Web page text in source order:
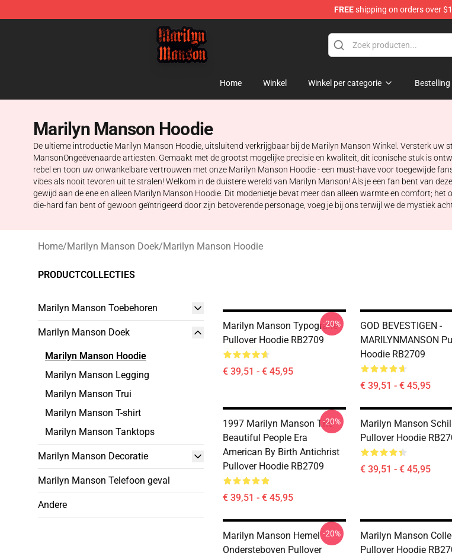
FREEshipping on orders over
Marilyn Manson Shop - Official Marilyn Manson Merchandise Store
Home Winkel Winkel per categorie Bestelling
Marilyn Manson Hoodie
De ultieme introductie Marilyn Manson Hoodie, uitsluitend verkrijgbaar bij de Marilyn Manson Winkel. Versterk uw
MansonOngeëvenaarde artiesten. Gemaakt met de grootst mogelijke precisie en kwaliteit, dit iconische stuk is
rebel en toon uw onwankelbare vertrouwen met onze Marilyn Manson Hoodie - een must-have voor toegewijde
vibes als nooit tevoren uit te stralen! Welkom in de duistere wereld van Marilyn Manson! Als je een fan bent van
gewijd aan de ene en alleen Marilyn Manson Hoodie. Dit modenietje bevat meer dan alleen warmte en comfort;
die-hard fan bent of gewoon geïntrigeerd door zijn betoverende personage, voeg je bij ons terwijl we de mystiek
Home/Marilyn Manson Doek/Marilyn Manson Hoodie
PRODUCTCOLLECTIES
Marilyn Manson Toebehoren
Marilyn Manson Doek
Marilyn Manson Hoodie
Marilyn Manson Legging
Marilyn Manson Trui
Marilyn Manson T-shirt
Marilyn Manson Tanktops
Marilyn Manson Decoratie
Marilyn Manson Telefoon geval
Andere
Marilyn Manson Typografie
Pullover Hoodie RB2709
€ 39,51 - € 45,95
-20%
GOD BEVESTIGEN -
MARILYNMANSON
Hoodie RB2709
€ 39,51 - € 45,95
1997 Marilyn Manson The
Beautiful People Era
American By Birth Antichrist
Pullover Hoodie RB2709
€ 39,51 - € 45,95
-20%
Marilyn Manson
Pullover Hoodie
€ 39,51 - € 45,95
Marilyn Manson Hemel
Ondersteboven Pullover
-20%
Marilyn Manson
Pullover Hoodie